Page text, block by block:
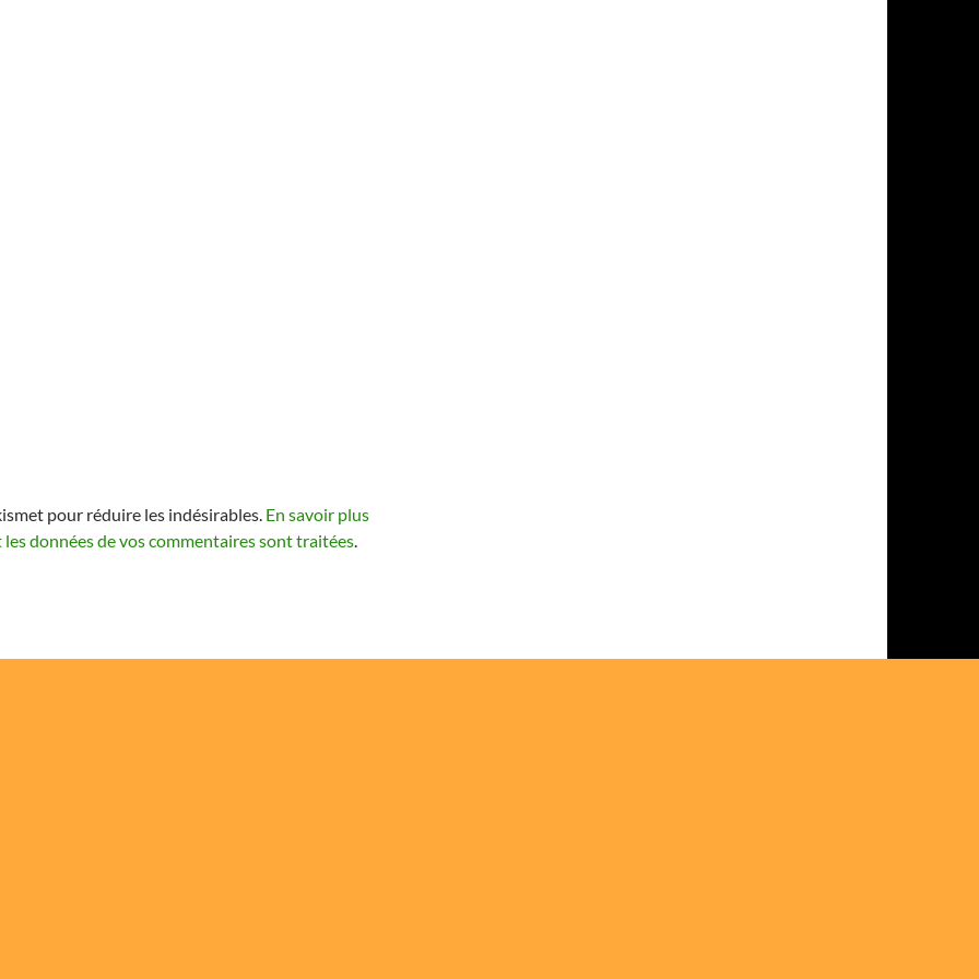
pour réduire les indésirables. En savoir plus
données de vos commentaires sont traitées.